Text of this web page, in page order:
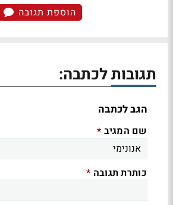
הוספת תגובה
תגובות לכתבה:
הגב לכתבה
שם המגיב *
כותרת תגובה *